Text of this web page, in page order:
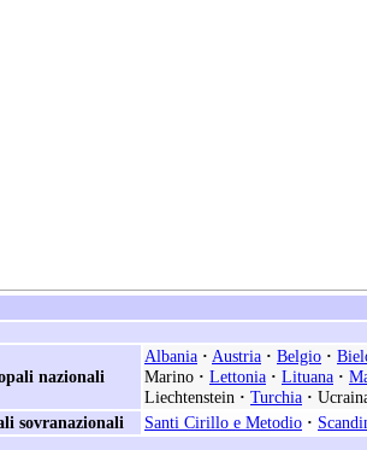
nazionali
Albania · Austria · Belgio ·
Marino · Lettonia · Lituana ·
Liechtenstein · Turchia ·
sovranazionali
Santi Cirillo e Metodio ·